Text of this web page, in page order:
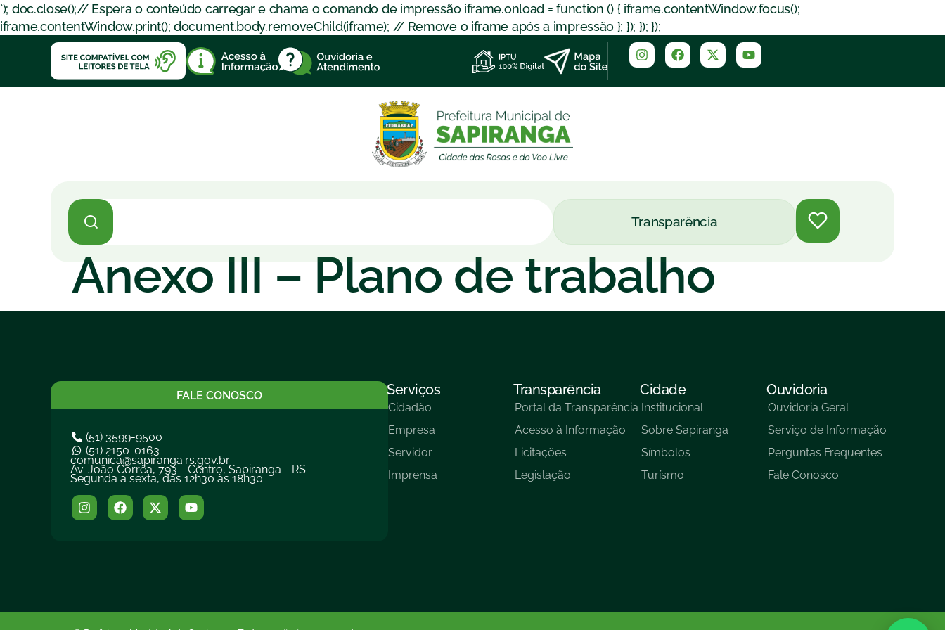
`); doc.close();// Espera o conteúdo carregar e chama o comando de impressão iframe.onload = function () { iframe.contentWindow.focus();
iframe.contentWindow.print(); document.body.removeChild(iframe); // Remove o iframe após a impressão }; }); }); });
Transparência
Anexo III – Plano de trabalho
FALE CONOSCO
(51) 3599-9500
(51) 2150-0163
comunica@sapiranga.rs.gov.br
Av. João Corrêa, 793 - Centro, Sapiranga - RS
Segunda a sexta, das 12h30 às 18h30.
Serviços
Cidadão
Empresa
Servidor
Imprensa
Transparência
Portal da Transparência
Acesso à Informação
Licitações
Legislação
Cidade
Institucional
Sobre Sapiranga
Símbolos
Turísmo
Ouvidoria
Ouvidoria Geral
Serviço de Informação
Perguntas Frequentes
Fale Conosco